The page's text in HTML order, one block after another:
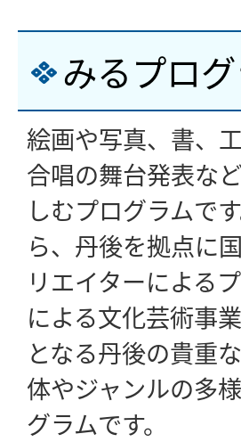
みるプロ
絵画や写真、書、
合唱の舞台発表な
しむプログラムで
ら、丹後を拠点に
リエイターによる
による文化芸術事
となる丹後の貴重
体やジャンルの多
グラムです。